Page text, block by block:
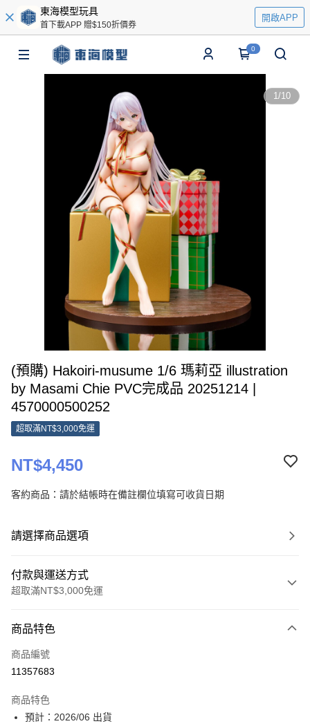
東海模型玩具
首下載APP 贈$150折價券
開啟APP
0
1/10
(預購) Hakoiri-musume 1/6 瑪莉亞 illustration
by Masami Chie PVC完成品 20251214 |
4570000500252
超取滿NT$3,000免運
NT$4,450
客約商品：請於結帳時在備註欄位填寫可收貨日期
請選擇商品選項
付款與運送方式
超取滿NT$3,000免運
信用卡一次付款
Apple Pay
相關說明
【大哥付你分期使用說明】
商品特色
商品編號
11357683
商品特色
預計：2026/06 出貨